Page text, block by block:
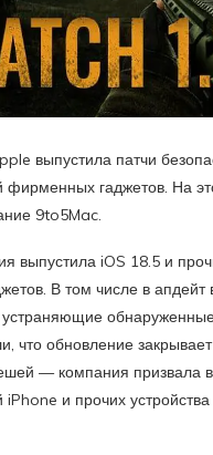
выпустила патчи
фирменных гаджетов. На
9to5Mac.
выпустила iOS 18.5 и
В том числе в апдейт
устраняющие
что обновление
— компания призвала
iPhone и прочих